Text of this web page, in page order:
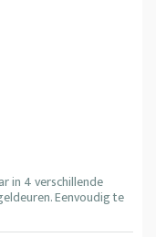
in 4 verschillende
Eenvoudig te